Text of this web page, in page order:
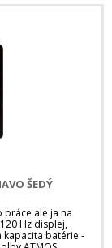
ŠEDÝ
ale ja na
Hz displej,
kapacita batérie -